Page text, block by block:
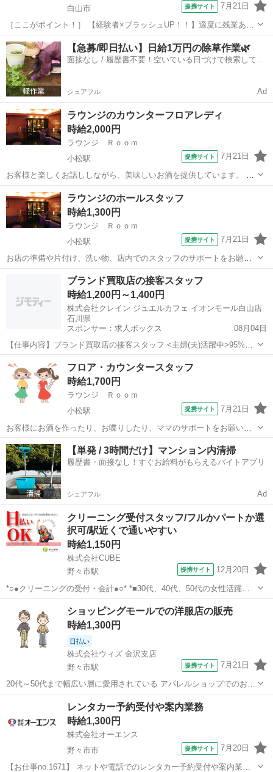
白山市
提携サイト 7月21日
［ここがポイント！］ 【経験者×ブラッシュUP！！】適度に残業あっ
て稼げる！ジブンらしく・髪型自由♪ ［お仕事内容］ 【業務内容詳
細】斎場の運営をしていただきます。 ・電話応対・ご遺族の方や参列
者の方へのご案内・火葬補助・...
石川 白山市 その他
【急募/即日払い】日給1万円の除草作業🌿
面接なし / 履歴書不要！空いている日づけで検索して即
シェアフル Ad
ラウンジのカウンターフロアレディ
時給2,000円
ラウンジ Ｒｏｏｍ
小松駅
提携サイト 7月21日
お客様と楽しくお話ししながら、美味しいお酒を提供しています。 ゆ
ったりとした時間を楽しめるラウンジ！ 大人の女性がお仕事をするの
にピッタリですよ◎ 店内の雰囲気や客層の良さだけでなく、働きやす
さも抜群♪ 貸衣装のお洋服か...
石川 小松市 小松駅
ラウンジのホールスタッフ
時給1,300円
ラウンジ Ｒｏｏｍ
小松駅
提携サイト 7月21日
お店の準備や片付け、洗い物、店内でのスタッフのサポートをお願い
します。 ※日によっては女の子の送迎もお願いします。 多様な働き方
が可能なのでWワークにもピッタリ！ ☆お昼の仕事・学業優先で無理
のない程度で働けてプライベート...
小松駅 その他
ブランド買取店の接客スタッフ
時給1,200円～1,400円
株式会社クレイン ジュエルカフェ イオンモール白山店
石川県
スポンサー：求人ボックス
08月04日
【仕事内容】ブランド買取店の接客スタッフ <主婦(夫)活躍中>95%が
未経験スタート 座って接客 フルタイム大歓迎 データ入力あり / <働く
全スタッフさんに聞いてみた> ・ジュエルカフェに決めた理由 ・おす
すめポイント TOP5...
アルバイト・パート
フロア・カウンタースタッフ
時給1,700円
ラウンジ Ｒｏｏｍ
小松駅
提携サイト 7月21日
お客様にお酒を作ったり、お喋りしたり、ママのサポートをお願いし
ます。 お客様と1対1の接客というよりも、気さくなママと女の子みん
なでおもてなしするスタイルなので安心してできます♪ みんな優しく
いい子ばかりです! 働きや...
石川 小松市 小松駅 その他
【単発 / 3時間だけ】マンション内清掃
履歴書・面接なし！すぐお給料がもらえるバイトアプリ
シェアフル Ad
クリーニング受付スタッフ/フルかパートか選
択可/駅近くで通いやすい
時給1,150円
株式会社CUBE
野々市駅
提携サイト 12月20日
*○●クリーニングの受付・会計●○* *■30代、40代、50代の女性活躍中*
*■軽作業で未経験でも安心* *■人と関わりながら楽しくお仕事OK* *■8
ｈor休憩なし4ｈで選べる* 【お仕事内容】 お客様が持ってこら...
野々市駅
ショッピングモールでの洋服店の販売
時給1,300円
日払い
株式会社ウィズ 金沢支店
野々市駅
提携サイト 7月21日
20代～50代まで幅広い層に愛用されている アパレルショップでのお仕
事です。 服のジャンルはフレンチトラッド(きれいめカジュアル)で
す。 レディース・メンズの両方の取扱があります。 【具体的な仕事内
容】 ●レジや店舗在庫か...
野々市駅 その他
レンタカー予約受付や案内業務
時給1,300円
株式会社オーエンス
野々市市
提携サイト 7月20日
【お仕事no.1671】 ネットや電話でのレンタカー予約受付や案内業務